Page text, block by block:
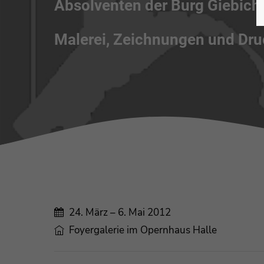
Absolventen der Burg
Malerei, Zeichnungen und
24. März – 6. Mai 2012
Foyergalerie im Opernhaus Halle